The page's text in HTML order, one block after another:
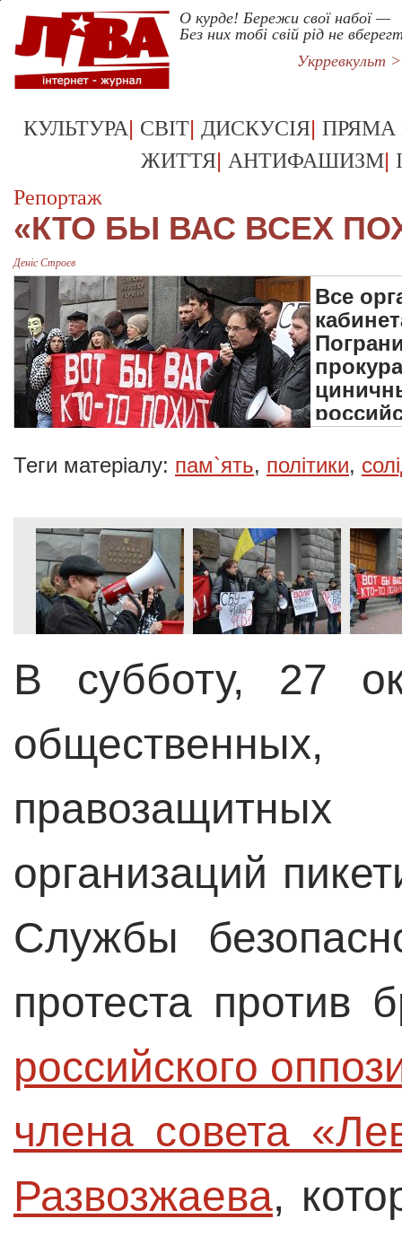
О курде! Бережи свої набої —
Без них тобі свій рід не
Укрревкульт
КУЛЬТУРА| СВІТ| ДИСКУСІЯ| ПРЯМА
ЖИТТЯ| АНТИФАШИЗМ|
Репортаж
«КТО БЫ ВАС ВСЕХ
Деніс Строєв
Все
Теги матеріалу: пам`ять, політики,
В субботу, 27
организаций
Службы
протеста против
российского
члена совета
Развозжаева,